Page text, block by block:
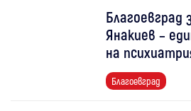
Благоевград
Янакиев –
на
Благоевград